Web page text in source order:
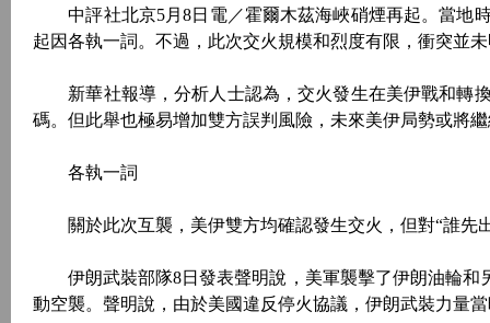
中評社北京5月8日電／霍爾木茲海峽硝煙再起。當地
起因各執一詞。不過，此次交火規模和烈度有限，衝突並
新華社報導，分析人士認為，交火發生在美伊戰和轉
碼。但此舉也極易增加雙方誤判風險，未來美伊局勢或將
各執一詞
關於此次互襲，美伊雙方均確認發生交火，但對“誰先
伊朗武裝部隊8日發表聲明說，美軍襲擊了伊朗油輪和
動空襲。聲明說，由於美國違反停火協議，伊朗武裝力量